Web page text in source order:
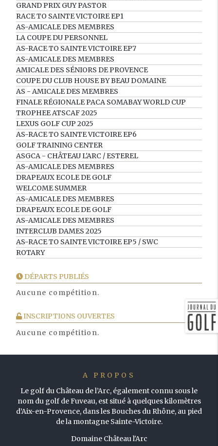
GRAND PRIX GUY PASTOR
RACE TO SAINTE VICTOIRE EP1
AS-AMICALE DES MEMBRES
LA COUPE DU PERSONNEL
AS-RACE TO SAINTE VICTOIRE EP7
AS-AMICALE DES MEMBRES
AMICALE DES SÉNIORS DE PROVENCE
COUPE DU CLUB HOUSE BY BEAU DOMAINE
AS - AMICALE DES MEMBRES
FINALE RÉGIONALE PACA SOMABAY WORLD CUP
TROPHEE ATSCAF 2025
LEXUS GOLF CUP 2025
AS-RACE TO SAINTE VICTOIRE EP6
GOLF TRAINING CENTER
ASGCA - CHÂTEAU L'ARC / ESTEREL
AS-AMICALE DES MEMBRES
DRAPEAUX ECOLE DE GOLF
WELCOME SUMMER
AS-AMICALE DES MEMBRES
DRAPEAUX ECOLE DE GOLF
AS-AMICALE DES MEMBRES
INTERCLUB DAMES 2025
AS-RACE TO SAINTE VICTOIRE EP5 / SWC
ROTARY
DÉPARTS PUBLIÉS
Aucune compétition.
INSCRIPTIONS OUVERTES
Aucune compétition.
A PROPOS
Le golf du Château de l’Arc, également connu sous le
nom du golf de Fuveau, est situé à quelques kilomètres
d’Aix-en-Provence, dans les Bouches du Rhône, au pied
de la montagne Sainte-Victoire.
Domaine Château l'Arc